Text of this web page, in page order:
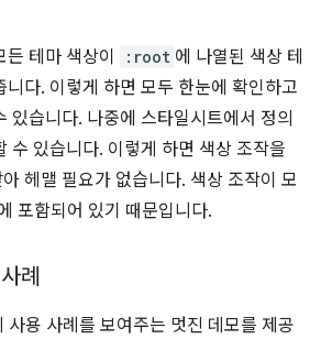
테마 색상이 :root 에 나열된 색상 테
니다. 이렇게 하면 모두 한눈에 확인하고
있습니다. 나중에 스타일시트에서 정의
수 있습니다. 이렇게 하면 색상 조작을
헤맬 필요가 없습니다. 색상 조작이 모
포함되어 있기 때문입니다.
례
사용 사례를 보여주는 멋진 데모를 제공